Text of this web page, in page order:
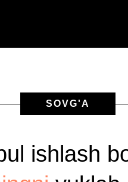
SOVG'A
ishlash